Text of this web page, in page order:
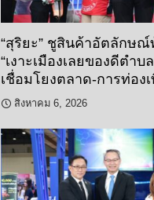
“สุริยะ” ชูสินค้าอัตลักษณ์
“เงาะเมืองเลยของดีตำบ
เชื่อมโยงตลาด-การท่อง
สิงหาคม 6, 2026